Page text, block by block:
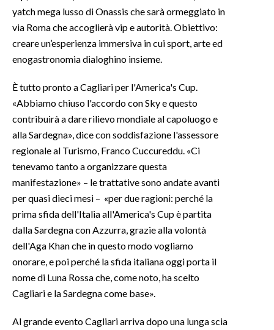
NECROLOGI
PUBBLICITÀ
SPIAGGE
STORE
yatch mega lusso di Onassis che sarà ormeggiato in
via Roma che accoglierà vip e autorità. Obiettivo:
creare un’esperienza immersiva in cui sport, arte ed
enogastronomia dialoghino insieme.
È tutto pronto a Cagliari per l'America's Cup.
«Abbiamo chiuso l'accordo con Sky e questo
contribuirà a dare rilievo mondiale al capoluogo e
alla Sardegna», dice con soddisfazione l'assessore
regionale al Turismo, Franco Cuccureddu. «Ci
tenevamo tanto a organizzare questa
manifestazione» – le trattative sono andate avanti
per quasi dieci mesi – «per due ragioni: perché la
prima sfida dell'Italia all'America's Cup è partita
dalla Sardegna con Azzurra, grazie alla volontà
dell'Aga Khan che in questo modo vogliamo
onorare, e poi perché la sfida italiana oggi porta il
nome di Luna Rossa che, come noto, ha scelto
Cagliari e la Sardegna come base».
Al grande evento Cagliari arriva dopo una lunga scia